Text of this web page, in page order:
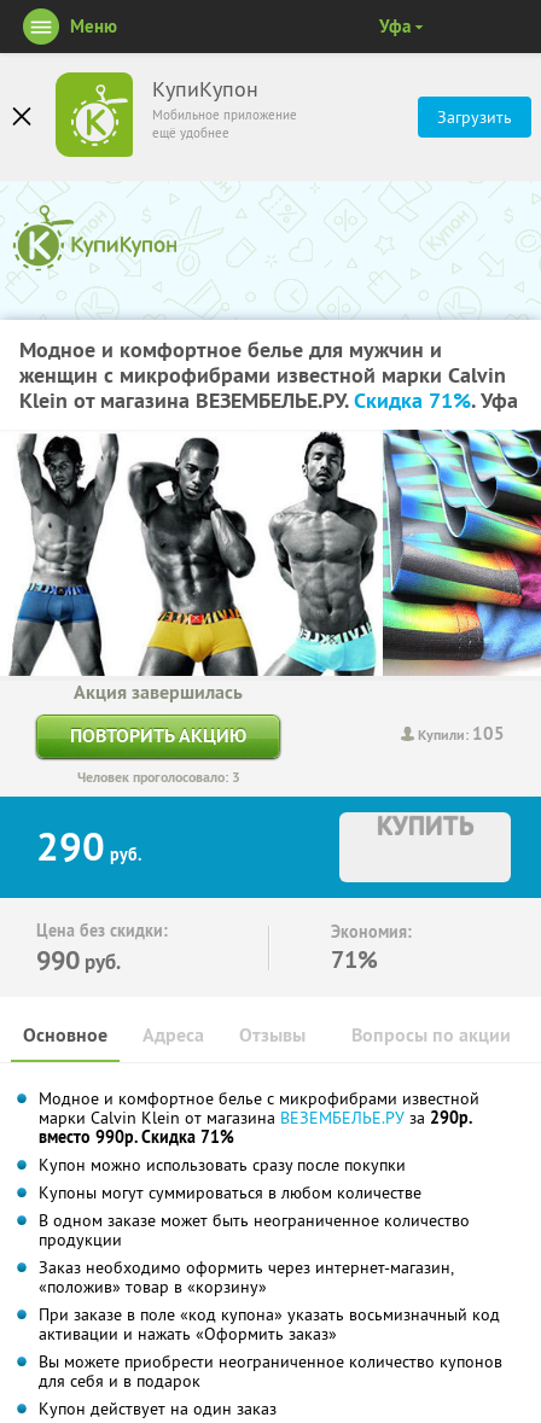
КупиКупон
Мобильное приложение
ещё удобнее
Загрузить
Меню Уфа
Модное и комфортное белье для мужчин и
женщин с микрофибрами известной марки Calvin
Klein от магазина ВЕЗЕМБЕЛЬЕ.РУ.Скидка 71%. Уфа
Купили: 105
Акция завершилась
ПОВТОРИТЬ АКЦИЮ
Человек проголосовало: 3
290 руб.
КУПИТЬ
Цена без скидки:
990 руб.
Экономия:
71%
Основное Отзывы Вопросы по акции
Адреса
Модное и комфортное белье с микрофибрами известной
марки Calvin Klein от магазина ВЕЗЕМБЕЛЬЕ.РУ за 290р.
вместо 990р. Скидка 71%
Купон можно использовать сразу после покупки
Купоны могут суммироваться в любом количестве
В одном заказе может быть неограниченное количество
продукции
Заказ необходимо оформить через интернет-магазин,
«положив» товар в «корзину»
При заказе в поле «код купона» указать восьмизначный код
активации и нажать «Оформить заказ»
Вы можете приобрести неограниченное количество купонов
для себя и в подарок
Купон действует на один заказ